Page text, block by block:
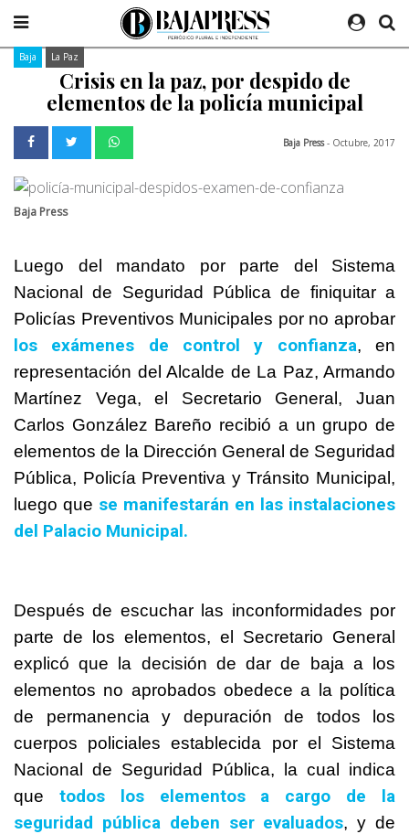
Baja La Paz
Crisis en la paz, por despido de
elementos de la policía municipal
Baja Press - Octubre, 2017
Baja Press
Luego del mandato por parte del Sistema
Nacional de Seguridad Pública de finiquitar a
Policías Preventivos Municipales por no aprobar
los exámenes de control y confianza, en
representación del Alcalde de La Paz, Armando
Martínez Vega, el Secretario General, Juan
Carlos González Bareño recibió a un grupo de
elementos de la Dirección General de Seguridad
Pública, Policía Preventiva y Tránsito Municipal,
luego que se manifestarán en las instalaciones
del Palacio Municipal.
Después de escuchar las inconformidades por
parte de los elementos, el Secretario General
explicó que la decisión de dar de baja a los
elementos no aprobados obedece a la política
de permanencia y depuración de todos los
cuerpos policiales establecida por el Sistema
Nacional de Seguridad Pública, la cual indica
que todos los elementos a cargo de la
seguridad pública deben ser evaluados, y de